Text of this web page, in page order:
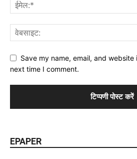
Save my name, email, and
next time I comment.
EPAPER